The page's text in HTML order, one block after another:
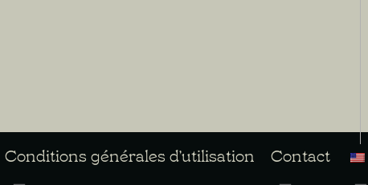
Conditions générales d’utilisation Contact